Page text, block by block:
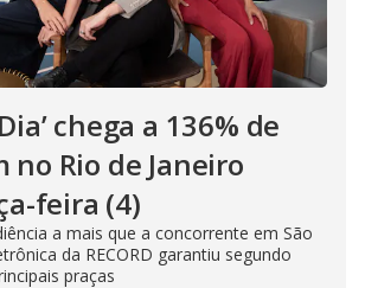
chega a 136% de
no Rio de Janeiro
feira (4)
a mais que a concorrente em São
da RECORD garantiu segundo
praças